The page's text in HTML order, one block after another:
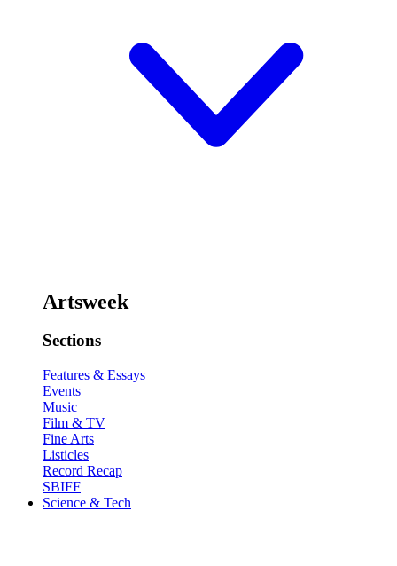
Artsweek
Sections
Features & Essays
Events
Music
Film & TV
Fine Arts
Listicles
Record Recap
SBIFF
Science & Tech